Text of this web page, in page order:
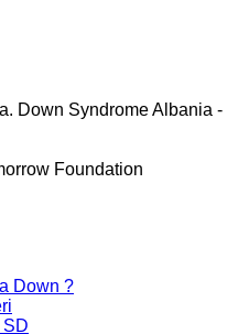
Down Syndrome Albania -
Foundation
Down ?
SD